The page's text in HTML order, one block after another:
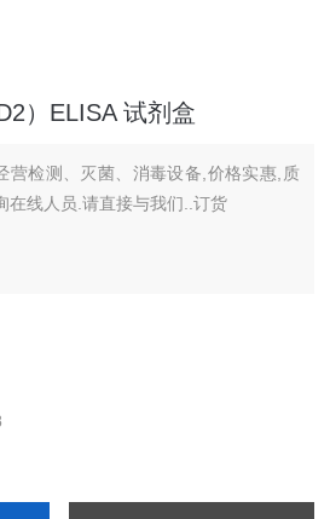
）ELISA 试剂盒
营检测、灭菌、消毒设备,价格实惠,质
在线人员.请直接与我们..订货